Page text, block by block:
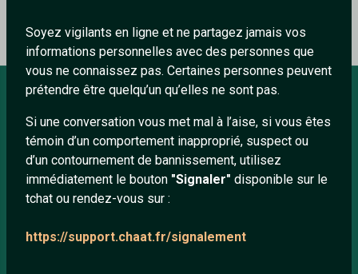
Soyez vigilants en ligne et ne partagez jamais vos
informations personnelles avec des personnes que
vous ne connaissez pas. Certaines personnes peuvent
prétendre être quelqu’un qu’elles ne sont pas.
Si une conversation vous met mal à l’aise, si vous êtes
témoin d’un comportement inapproprié, suspect ou
d’un contournement de bannissement, utilisez
immédiatement le bouton "Signaler" disponible sur le
tchat ou rendez-vous sur :
https://support.chaat.fr/signalement
À PROPOS
Conditions générales
À propos
Mentions légales